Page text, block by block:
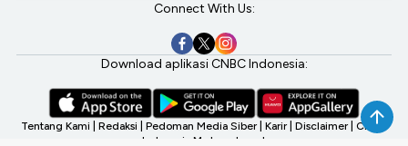
Connect With Us:
Download aplikasi CNBC Indonesia:
Tentang Kami Redaksi Pedoman Media Siber Karir Disclaimer CNBC
Indonesia My Investment